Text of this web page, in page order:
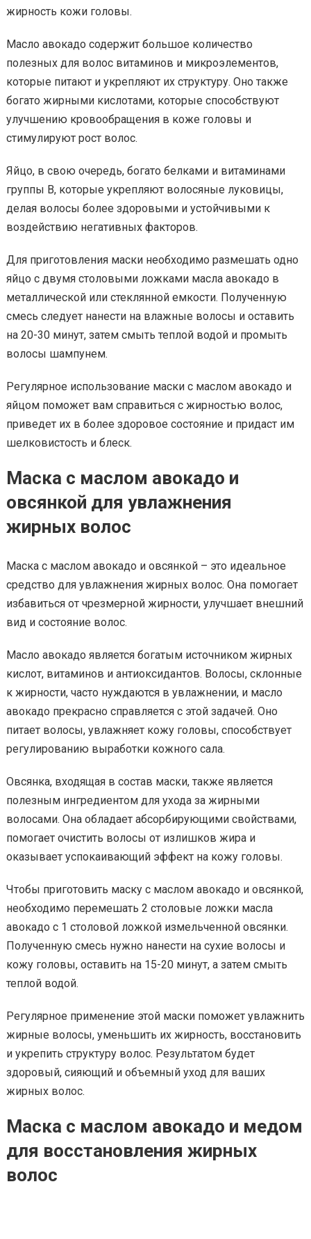
жирность кожи головы.
Масло авокадо содержит большое количество
полезных для волос витаминов и микроэлементов,
которые питают и укрепляют их структуру. Оно также
богато жирными кислотами, которые способствуют
улучшению кровообращения в коже головы и
стимулируют рост волос.
Яйцо, в свою очередь, богато белками и витаминами
группы В, которые укрепляют волосяные луковицы,
делая волосы более здоровыми и устойчивыми к
воздействию негативных факторов.
Для приготовления маски необходимо размешать одно
яйцо с двумя столовыми ложками масла авокадо в
металлической или стеклянной емкости. Полученную
смесь следует нанести на влажные волосы и оставить
на 20-30 минут, затем смыть теплой водой и промыть
волосы шампунем.
Регулярное использование маски с маслом авокадо и
яйцом поможет вам справиться с жирностью волос,
приведет их в более здоровое состояние и придаст им
шелковистость и блеск.
Маска с маслом авокадо и
овсянкой для увлажнения
жирных волос
Маска с маслом авокадо и овсянкой – это идеальное
средство для увлажнения жирных волос. Она помогает
избавиться от чрезмерной жирности, улучшает внешний
вид и состояние волос.
Масло авокадо является богатым источником жирных
кислот, витаминов и антиоксидантов. Волосы, склонные
к жирности, часто нуждаются в увлажнении, и масло
авокадо прекрасно справляется с этой задачей. Оно
питает волосы, увлажняет кожу головы, способствует
регулированию выработки кожного сала.
Овсянка, входящая в состав маски, также является
полезным ингредиентом для ухода за жирными
волосами. Она обладает абсорбирующими свойствами,
помогает очистить волосы от излишков жира и
оказывает успокаивающий эффект на кожу головы.
Чтобы приготовить маску с маслом авокадо и овсянкой,
необходимо перемешать 2 столовые ложки масла
авокадо с 1 столовой ложкой измельченной овсянки.
Полученную смесь нужно нанести на сухие волосы и
кожу головы, оставить на 15-20 минут, а затем смыть
теплой водой.
Регулярное применение этой маски поможет увлажнить
жирные волосы, уменьшить их жирность, восстановить
и укрепить структуру волос. Результатом будет
здоровый, сияющий и объемный уход для ваших
жирных волос.
Маска с маслом авокадо и медом
для восстановления жирных
волос